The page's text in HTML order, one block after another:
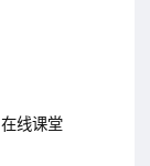
在线课堂